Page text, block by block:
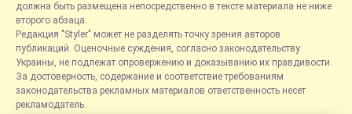
должна быть размещена непосредственно в тексте материала не ниже
второго абзаца.
Редакция "Styler" может не разделять точку зрения авторов
публикаций. Оценочные суждения, согласно законодательству
Украины, не подлежат опровержению и доказыванию их правдивости.
За достоверность, содержание и соответствие требованиям
законодательства рекламных материалов ответственность несет
рекламодатель.